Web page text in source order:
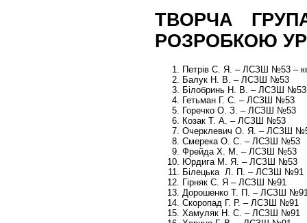
ТВОРЧА
РОЗРОБКОЮ
Петрів С. Я. – ЛСЗШ №53 –
Балук Н. В. – ЛСЗШ №53
Білобринь Н. В. – ЛСЗШ №53
Гетьман Г. С. – ЛСЗШ №53
Горечко О. З. – ЛСЗШ №53
Козак Т. А. – ЛСЗШ №53
Очерклевич О. Я. – ЛСЗШ
Смерека О. С. – ЛСЗШ №53
Фрейда Х. М. – ЛСЗШ №53
Юрдига М. Я. – ЛСЗШ №53
Білецька Л. П. – ЛСЗШ №91
Гірняк С. Я – ЛСЗШ №91
Дорошенко Т. П. – ЛСЗШ
Скоропад Г. Р. – ЛСЗШ №91
Хамуляк Н. С. – ЛСЗШ №91